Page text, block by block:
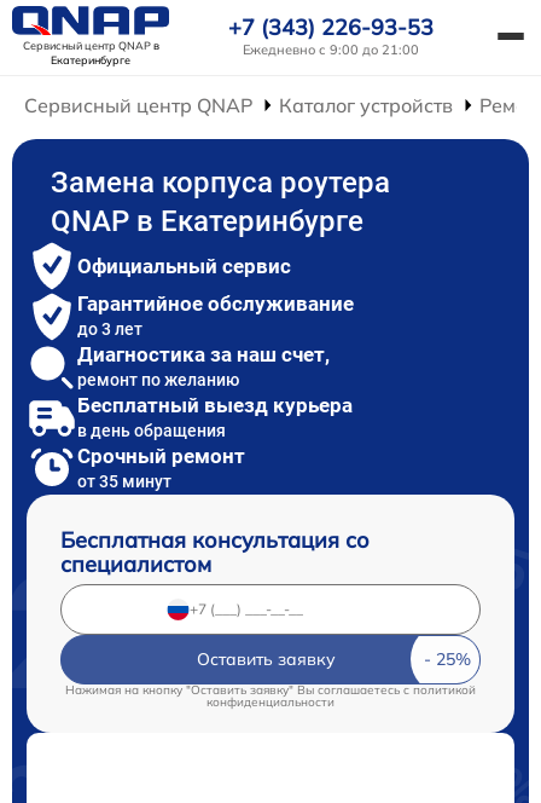
Сервисный центр QNAPв
Екатеринбурге
+7 (343) 226-93-53
Ежедневно с 9:00 до 21:00
Сервисный центр QNAP Каталог устройств
Замена корпуса роутера
QNAP в Екатеринбурге
Официальный сервис
Гарантийное обслуживание
до 3 лет
Диагностика за наш счет,
ремонт по желанию
Бесплатный выезд курьера
в день обращения
Срочный ремонт
от 35 минут
Бесплатная консультация со
специалистом
Оставить заявку
Нажимая на кнопку "Оставить заявку" Вы соглашаетесь cполитикой
конфиденциальности